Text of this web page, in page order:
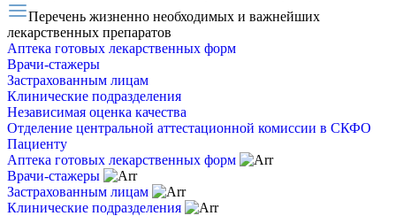
Перечень жизненно необходимых и важнейших
лекарственных препаратов
Аптека готовых лекарственных форм
Врачи-стажеры
Застрахованным лицам
Клинические подразделения
Независимая оценка качества
Отделение центральной аттестационной комиссии в СКФО
Пациенту
Аптека готовых лекарственных форм
Врачи-стажеры
Застрахованным лицам
Клинические подразделения